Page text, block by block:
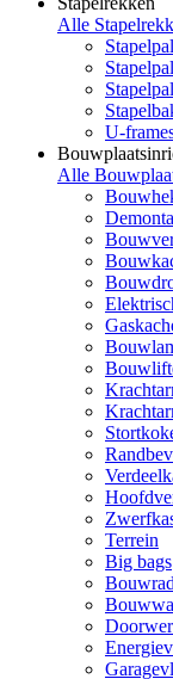
Alle
U-
Alle
Terrein
Big bags